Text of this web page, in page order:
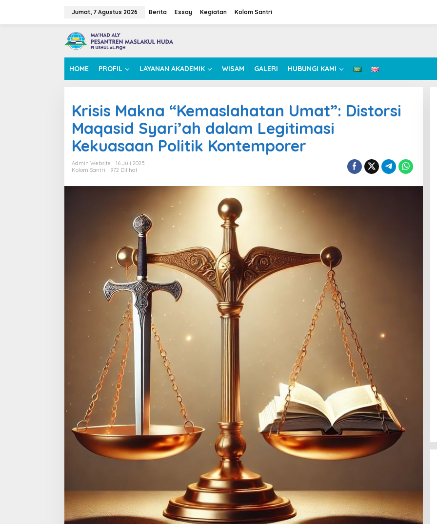
Jumat, 7 Agustus 2026 Berita Essay Kegiatan Kolom Santri
HOME PROFIL LAYANAN AKADEMIK WISAM GALERI HUBUNGI KAMI
Krisis Makna “Kemaslahatan Umat”: Distorsi
Maqasid Syari’ah dalam Legitimasi
Kekuasaan Politik Kontemporer
Admin Website
16 Juli 2025
Kolom Santri
972 Dilihat